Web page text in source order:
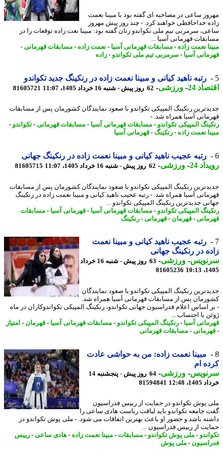
ساعی در مصاحبه ای گفته بود با مبینا نعمت
خداحافظی خواهند کرد. - چند روز پیش مهروز
سرمربی تیم ملی تکواندو زنان گفته بود: مبینا نعت زاده توقعات را در
قهرمانی آسیا ...
نعمت زاده - مسابقات قهرمانی آسیا -نعمت زاده - مسابقات قهرمانی-
آسیا -سرمربی تیم ملی تکواندو-زاده
رتبه ناهید کیانی و مبینا نعمت زاده در رنکینگ جدید تکواندو
24
-ورزشی-62 روز پیش - شنبه 16 خرداد 1405، 11:07 81605721
رنکینگ المپیکی تکواندو با صعود نمایندگان کشورمان پس از مسابقات
آسیا همراه شد. -
المپیکی تکواندو-مسابقات قهرمانی آسیا -مسابقات قهرمانی-تکواندو-
نعمت زاده - رنکینگ-قهرمانی آسیا
رتبه عجیب ناهید کیانی و مبینا نعمت زاده در رنکینگ جهانی
24
-ورزشی-62 روز پیش - شنبه 16 خرداد 1405، 11:07 81605715
رنکینگ المپیکی تکواندو با صعود نمایندگان کشورمان پس از مسابقات
آسیا همراه شد. - رتبه عجیب ناهید کیانی و مبینا نعمت زاده در رنکینگ
جدیدترین رنکینگ المپیکی تکواندو ...
المپیکی تکواندو-مسابقات قهرمانی آسیا -قهرمانی آسیا -مسابقات
-قهرمان -قهرمانی-رنکینگ
رتبه عجیب ناهید کیانی و مبینا نعمت
در رنکینگ جهانی
-ورزشی-
63 روز پیش - شنبه 16 خرداد
81605236
رنکینگ المپیکی تکواندو با صعود نمایندگان
پس از مسابقات قهرمانی آسیا همراه شد.
اساس اعلام فدراسیون جهانی تکواندو، رنکینگ المپیکی تکواندوکاران در ماه
با احتساب ...
آسیا -رنکینگ المپیکی تکواندو-مسابقات قهرمانی آسیا -قهرمان -امتیاز
-مسابقات قهرمانی
مبینا نعمت زاده: من به حواشی عادت
ام
-ورزشی-
64 روز پیش - پنجشنبه 14
12:48
81594841
پوش تکواندو در حمایت از رییس فدراسیون
جامعه تکواندو باید لیاقت ریاست هادی ساعی را
باشد و حضور او باعث بهترین اتفاقات می شود. - ملی پوش تکواندو در
از رییس فدراسیون ...
-ملی پوش تکواندو-مسابقات-مبینا نعمت زاده - هادی ساعی-رییس
-ملی پوش